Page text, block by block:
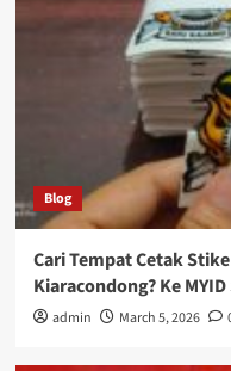
Blog
Cari Tempat Cetak
Kiaracondong? Ke
admin March 5, 2026